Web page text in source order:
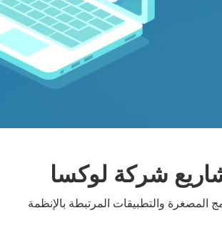
شركة لوكسا
المصغرة والتطبيقات المرتبطة بالإنظمة